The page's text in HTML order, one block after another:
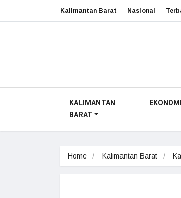
Kalimantan Barat Nasional
KALIMANTAN
BARAT
EKONOMI
Home Kalimantan Barat